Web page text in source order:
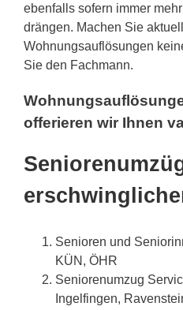
ebenfalls sofern immer
drängen. Machen Sie
Wohnungsauflösungen
Sie den Fachmann.
offerieren wir Ihnen
Senioren und
KÜN, ÖHR
Seniorenumzug
Ingelfingen,